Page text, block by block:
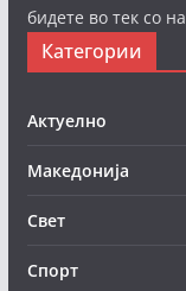
бидете во тек со
Категории
Актуелно
Македонија
Свет
Спорт